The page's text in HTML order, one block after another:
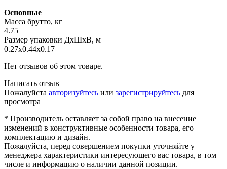
Основные
Масса брутто, кг
4.75
Размер упаковки ДхШхВ, м
0.27x0.44x0.17
Нет отзывов об этом товаре.
Написать отзыв
Пожалуйста авторизуйтесь или зарегистрируйтесь для
просмотра
* Производитель оставляет за собой право на внесение
изменений в конструктивные особенности товара, его
комплектацию и дизайн.
Пожалуйста, перед совершением покупки уточняйте у
менеджера характеристики интересующего вас товара, в том
числе и информацию о наличии данной позиции.